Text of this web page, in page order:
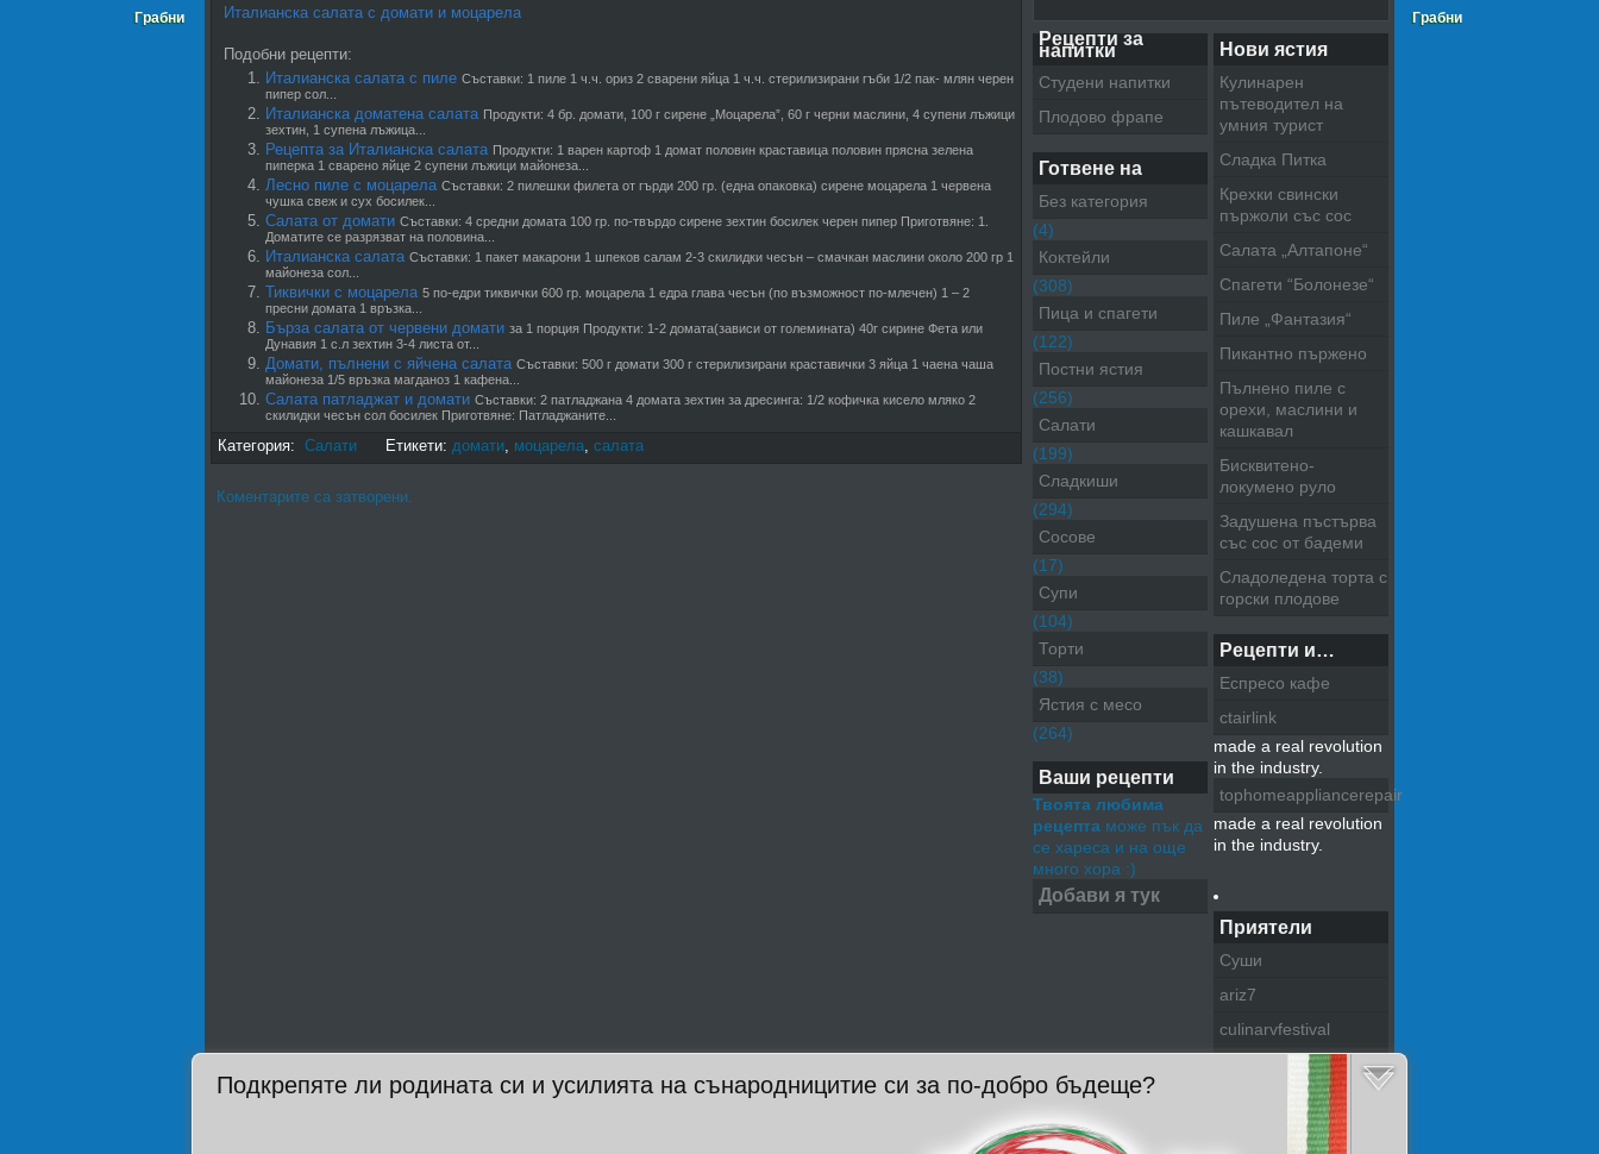
Грабни
Грабни
Италианска салата с домати и моцарела
Подобни рецепти:
Италианска салата с пиле Съставки: 1 пиле 1 ч.ч. ориз 2 сварени яйца 1 ч.ч. стерилизирани гъби 1/2 пак- млян черен
пипер сол...
Италианска доматена салата Продукти: 4 бр. домати, 100 г сирене „Моцарела”, 60 г черни маслини, 4 супени лъжици
зехтин, 1 супена лъжица...
Рецепта за Италианска салата Продукти: 1 варен картоф 1 домат половин краставица половин прясна зелена
пиперка 1 сварено яйце 2 супени лъжици майонеза...
Лесно пиле с моцарела Съставки: 2 пилешки филета от гърди 200 гр. (една опаковка) сирене моцарела 1 червена
чушка свеж и сух босилек...
Салата от домати Съставки: 4 средни домата 100 гр. по-твърдо сирене зехтин босилек черен пипер Приготвяне: 1.
Доматите се разрязват на половина...
Италианска салата Съставки: 1 пакет макарони 1 шпеков салам 2-3 скилидки чесън – смачкан маслини около 200 гр 1
майонеза сол...
Тиквички с моцарела 5 по-едри тиквички 600 гр. моцарела 1 едра глава чесън (по възможност по-млечен) 1 – 2
пресни домата 1 връзка...
Бърза салата от червени домати за 1 порция Продукти: 1-2 домата(зависи от големината) 40г сирине Фета или
Дунавия 1 с.л зехтин 3-4 листа от...
Домати, пълнени с яйчена салата Съставки: 500 г домати 300 г стерилизирани краставички 3 яйца 1 чаена чаша
майонеза 1/5 връзка магданоз 1 кафена...
Салата патладжат и домати Съставки: 2 патладжана 4 домата зехтин за дресинга: 1/2 кофичка кисело мляко 2
скилидки чесън сол босилек Приготвяне: Патладжаните...
Категория: Салати Етикети: домати, моцарела, салата
Коментарите са затворени.
Нови ястия
Кулинарен
пътеводител на
умния турист
Сладка Питка
Крехки свински
пържоли със сос
Салата „Алтапоне“
Спагети “Болонезе“
Пиле „Фантазия“
Пикантно пържено
Пълнено пиле с
орехи, маслини и
кашкавал
Бисквитено-
локумено руло
Задушена пъстърва
със сос от бадеми
Сладоледена торта с
горски плодове
Рецепти и…
Еспресо кафе
ctairlink
made a real revolution
in the industry.
tophomeappliancerepair
made a real revolution
in the industry.
Приятели
Суши
ariz7
culinarvfestival
pazitel na tradiciite
Рецепти за
напитки
Студени напитки
Плодово фрапе
Готвене на
Без категория
(4)
Коктейли
(308)
Пица и спагети
(122)
Постни ястия
(256)
Салати
(199)
Сладкиши
(294)
Сосове
(17)
Супи
(104)
Торти
(38)
Ястия с месо
(264)
Ваши рецепти
Твоята любима
рецепта може пък да
се хареса и на още
много хора :)
Добави я тук
Подкрепяте ли родината си и усилията на сънародницитие си за по-добро бъдеще?